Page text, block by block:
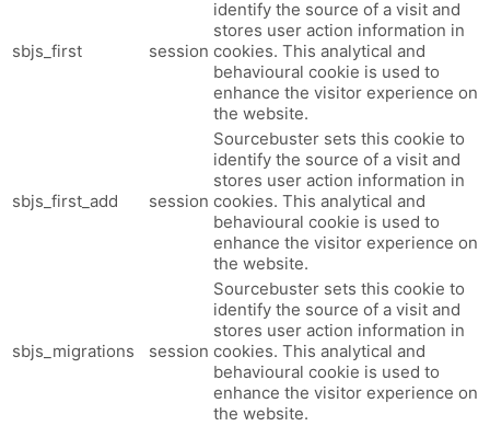
sbjs_first session
identify the source of a visit and
stores user action information in
cookies. This analytical and
behavioural cookie is used to
enhance the visitor experience on
the website.
sbjs_first_add session
Sourcebuster sets this cookie to
identify the source of a visit and
stores user action information in
cookies. This analytical and
behavioural cookie is used to
enhance the visitor experience on
the website.
sbjs_migrations session
Sourcebuster sets this cookie to
identify the source of a visit and
stores user action information in
cookies. This analytical and
behavioural cookie is used to
enhance the visitor experience on
the website.